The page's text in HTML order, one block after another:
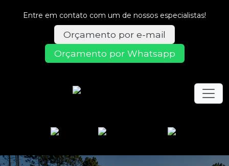
Entre em contato com um de nossos especialistas!
Orçamento por e-mail
Orçamento por Whatsapp